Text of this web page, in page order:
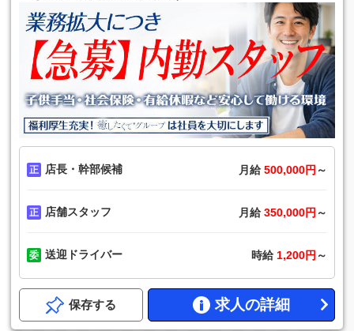
店長・幹部候補 月給 500,000円 ～
店舗スタッフ 月給 350,000円 ～
送迎ドライバー 時給 1,200円 ～
保存する 求人の詳細